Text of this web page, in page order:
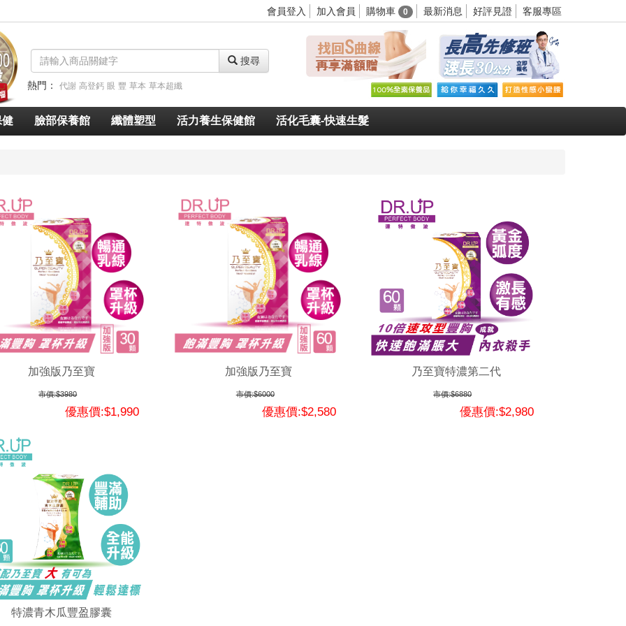
會員登入 加入會員 購物車 0 最新消息 好評見證 客服專區
搜尋
熱門： 代謝 高登鈣 眼 豐 草本 草本超纖
健 臉部保養館 纖體塑型 活力養生保健館 活化毛囊-快速生髮
加強版乃至寶
市價:$3980
優惠價:$1,990
加強版乃至寶
市價:$6000
優惠價:$2,580
乃至寶特濃第二代
市價:$6880
優惠價:$2,980
特濃青木瓜豐盈膠囊